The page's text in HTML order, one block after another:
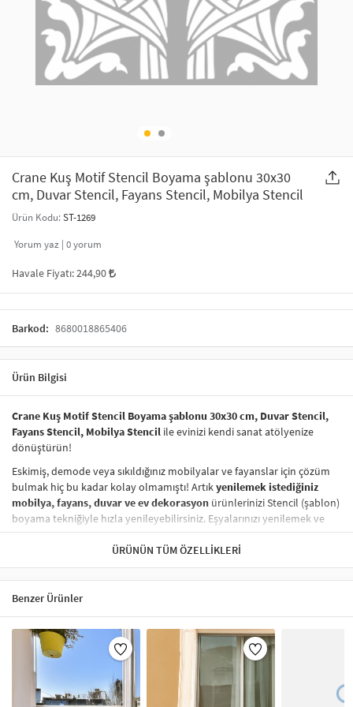
SAÇ AKSESUARLARI
GELİN / DÜĞÜN AKSESUARLARI
ŞAL VE FULAR
ODA KOKUSU VE MUM
PARTİ SÜSLERİ
YILBAŞI ÜRÜNLERİ
Crane Kuş Motif Stencil Boyama şablonu 30x30
cm, Duvar Stencil, Fayans Stencil, Mobilya Stencil
Ürün Kodu:ST-1269
Yorum yaz | 0yorum
Havale Fiyatı:244,90
Barkod: 8680018865406
Ürün Bilgisi
Crane Kuş Motif Stencil Boyama şablonu 30x30 cm, Duvar Stencil,
Fayans Stencil, Mobilya Stencil ile evinizi kendi sanat atölyenize
dönüştürün!
Eskimiş, demode veya sıkıldığınız mobilyalar ve fayanslar için çözüm
bulmak hiç bu kadar kolay olmamıştı! Artıkyenilemek istediğiniz
mobilya, fayans, duvar ve ev dekorasyon ürünlerinizi Stencil (şablon)
boyama tekniğiyle hızla yenileyebilirsiniz. Eşyalarınızı yenilemek ve
onlaramodern bir hava katmakhiç de pahalı ve zahmetli olmak
zorunda değil! Stencil şablonları, dilediğiniz her yüzeye pratik bir
şekildedesen uygulamanızısağlar ve mobilyalarınızın, duvarlarınızın,
kumaşlarınızın görünümünü anında değiştirebilir.
Çocuğunuzun dolabına, mutfak fayanslarına,
kumaşlara bile bant yardımıyla sabitleyip, istediğiniz renklerle
boyama yapabilirsiniz. Evinizi,
kişisel zevkinizle özelleştirebilir
boyama seti ile yaratıcı projeler gerçekleştirebilirsiniz.El işi ve ev
dekorasyonu
sevenler için stencil, kolayca uygulanabilecek eğlenceli
ve etkili bir aktivitedir.
ÜRÜNÜN TÜM ÖZELLIKLERI
Benzer Ürünler